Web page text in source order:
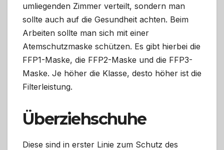
umliegenden Zimmer verteilt, sondern man
sollte auch auf die Gesundheit achten. Beim
Arbeiten sollte man sich mit einer
Atemschutzmaske schützen. Es gibt hierbei die
FFP1-Maske, die FFP2-Maske und die FFP3-
Maske. Je höher die Klasse, desto höher ist die
Filterleistung.
Überziehschuhe
Diese sind in erster Linie zum Schutz des